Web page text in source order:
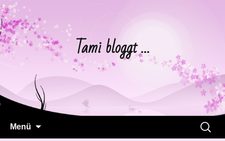
Tami bloggt …
Menü
Suchen
nach: